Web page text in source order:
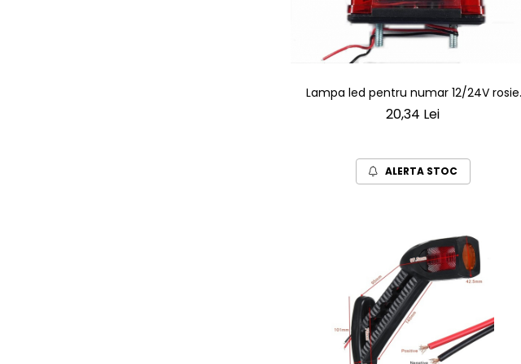
Lampa led pentru numar 12/24V rosie
pentru remorca masina
20,34 Lei
ALERTA STOC